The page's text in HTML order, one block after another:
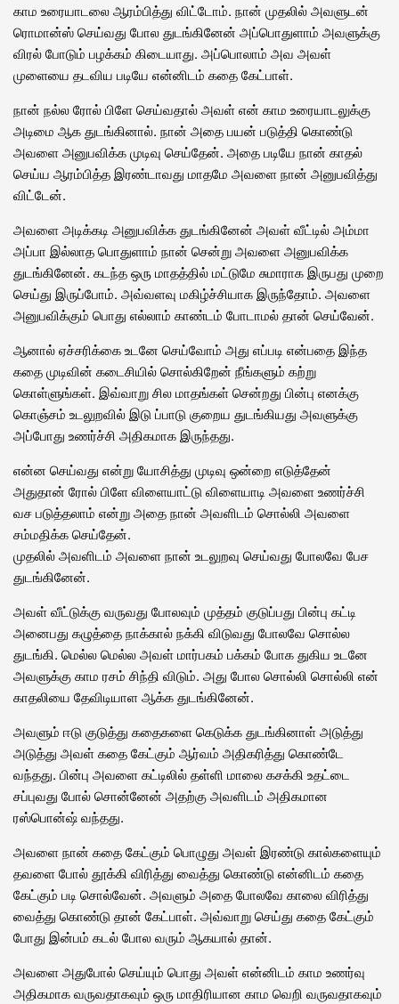
காம உரையாடலை ஆரம்பித்து விட்டோம். நான் முதலில் அவளுடன்
ரொமான்ஸ் செய்வது போல துடங்கினேன் அப்பொதுளாம் அவளுக்கு
விரல் போடும் பழக்கம் கிடையாது. அப்பொலாம் அவ அவள்
முளையை தடவிய படியே என்னிடம் கதை கேட்பாள்.
நான் நல்ல ரோல் பிளே செய்வதால் அவள் என் காம உரையாடலுக்கு
அடிமை ஆக துடங்கினால். நான் அதை பயன் படுத்தி கொண்டு
அவளை அனுபவிக்க முடிவு செய்தேன். அதை படியே நான் காதல்
செய்ய ஆரம்பித்த இரண்டாவது மாதமே அவளை நான் அனுபவித்து
விட்டேன்.
அவளை அடிக்கடி அனுபவிக்க துடங்கினேன் அவள் வீட்டில் அம்மா
அப்பா இல்லாத பொதுளாம் நான் சென்று அவளை அனுபவிக்க
துடங்கினேன். கடந்த ஒரு மாதத்தில் மட்டுமே சுமாராக இருபது முறை
செய்து இருப்போம். அவ்வளவு மகிழ்ச்சியாக இருந்தோம். அவளை
அனுபவிக்கும் பொது எல்லாம் காண்டம் போடாமல் தான் செய்வேன்.
ஆனால் ஏச்சரிக்கை உடனே செய்வோம் அது எப்படி என்பதை இந்த
கதை முடிவின் கடைசியில் சொல்கிறேன் நீங்களும் கற்று
கொள்ளுங்கள். இவ்வாறு சில மாதங்கள் சென்றது பின்பு எனக்கு
கொஞ்சம் உடலுறவில் இடு ப்பாடு குறைய துடங்கியது அவளுக்கு
அப்போது உணர்ச்சி அதிகமாக இருந்தது.
என்ன செய்வது என்று யோசித்து முடிவு ஒன்றை எடுத்தேன்
அதுதான் ரோல் பிளே விளையாட்டு விளையாடி அவளை உணர்ச்சி
வச படுத்தலாம் என்று அதை நான் அவளிடம் சொல்லி அவளை
சம்மதிக்க செய்தேன்.
முதலில் அவளிடம் அவளை நான் உடலுறவு செய்வது போலவே பேச
துடங்கினேன்.
அவள் வீட்டுக்கு வருவது போலவும் முத்தம் குடுப்பது பின்பு கட்டி
அனைபது கழுத்தை நாக்கால் நக்கி விடுவது போலவே சொல்ல
துடங்கி. மெல்ல மெல்ல அவள் மார்பகம் பக்கம் போக துகிய உடனே
அவளுக்கு காம ரசம் சிந்தி விடும். அது போல சொல்லி சொல்லி என்
காதலியை தேவிடியாள ஆக்க துடங்கினேன்.
அவளும் ஈடு குடுத்து கதைகளை கெடுக்க துடங்கினாள் அடுத்து
அடுத்து அவள் கதை கேட்கும் ஆர்வம் அதிகரித்து கொண்டே
வந்தது. பின்பு அவளை கட்டிலில் தள்ளி மாலை கசக்கி உதட்டை
சப்புவது போல் சொன்னேன் அதற்கு அவளிடம் அதிகமான
ரஸ்பொன்ஷ் வந்தது.
அவளை நான் கதை கேட்கும் பொழுது அவள் இரண்டு கால்களையும்
தவளை போல் தூக்கி விரித்து வைத்து கொண்டு என்னிடம் கதை
கேட்கும் படி சொல்வேன். அவளும் அதை போலவே காலை விரித்து
வைத்து கொண்டு தான் கேட்பாள். அவ்வாறு செய்து கதை கேட்கும்
போது இன்பம் கடல் போல வரும் ஆகயால் தான்.
அவளை அதுபோல் செய்யும் பொது அவள் என்னிடம் காம உணர்வு
அதிகமாக வருவதாகவும் ஒரு மாதிரியான காம வெறி வருவதாகவும்